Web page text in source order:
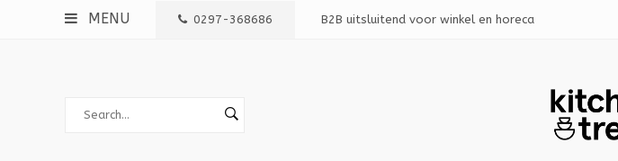
MENU 0297-368686 B2B uitsluitend voor winkel en horeca